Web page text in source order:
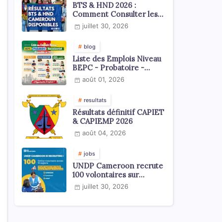
BTS & HND 2026 :
Comment Consulter les
Résultats ?
juillet 30, 2026
blog
Liste des Emplois Niveau
BEPC - Probatoire -
Baccalauréat dispoblible
en 2026
août 01, 2026
resultats
Résultats définitif CAPIET
& CAPIEMP 2026
août 04, 2026
jobs
UNDP Cameroon recrute
100 volontaires sur
l'échelle du territoire
national
juillet 30, 2026